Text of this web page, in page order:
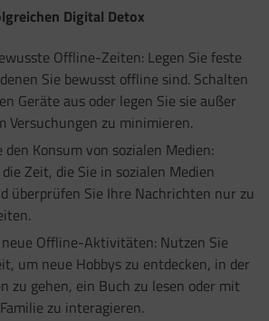
Digital Detox
Offline-Zeiten: Legen Sie feste
Sie bewusst offline sind. Schalten
Geräte aus oder legen Sie sie außer
Versuchungen zu minimieren.
den Konsum von sozialen Medien:
Zeit, die Sie in sozialen Medien
überprüfen Sie Ihre Nachrichten nur zu
Offline-Aktivitäten: Nutzen Sie
um neue Hobbys zu entdecken, in der
zu gehen, ein Buch zu lesen oder mit
zu interagieren.